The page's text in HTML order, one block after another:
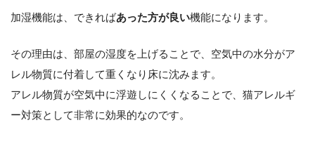
加湿機能は、できればあった方が良い機能になります。
その理由は、部屋の湿度を上げることで、空気中の水分がア
レル物質に付着して重くなり床に沈みます。
アレル物質が空気中に浮遊しにくくなることで、猫アレルギ
ー対策として非常に効果的なのです。